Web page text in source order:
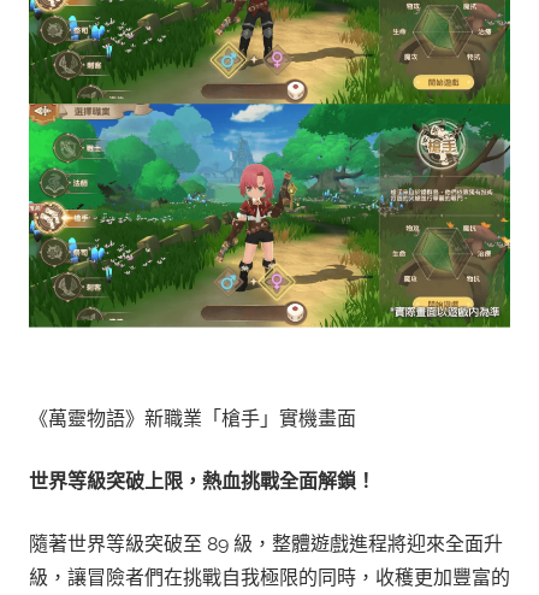
《萬靈物語》新職業「槍手」實機畫面
世界等級突破上限，熱血挑戰全面解鎖！
隨著世界等級突破至 89 級，整體遊戲進程將迎來全面升
級，讓冒險者們在挑戰自我極限的同時，收穫更加豐富的